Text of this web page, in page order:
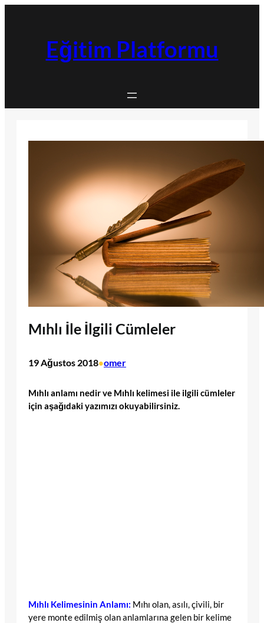
Eğitim Platformu
Mıhlı İle İlgili Cümleler
19 Ağustos 2018•omer
Mıhlı anlamı nedir ve Mıhlı kelimesi ile ilgili cümleler
için aşağıdaki yazımızı okuyabilirsiniz.
Mıhlı Kelimesinin Anlamı: Mıhı olan, asılı, çivili, bir
yere monte edilmiş olan anlamlarına gelen bir kelime